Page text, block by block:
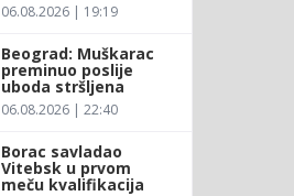
06.08.2026 | 19:19
Beograd: Muškarac
preminuo poslije
uboda stršljena
06.08.2026 | 22:40
Borac savladao
Vitebsk u prvom
meču kvalifikacija